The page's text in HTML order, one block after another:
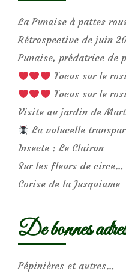
La Punaise à pattes
Rétrospective de juin
Punaise, prédatrice de
Focus sur le
Focus sur le
Visite au jardin de
La volucelle
Insecte : Le Clairon
Sur les fleurs de circe…
Corise de la Jusquiame
De bonnes
Pépinières et autres…